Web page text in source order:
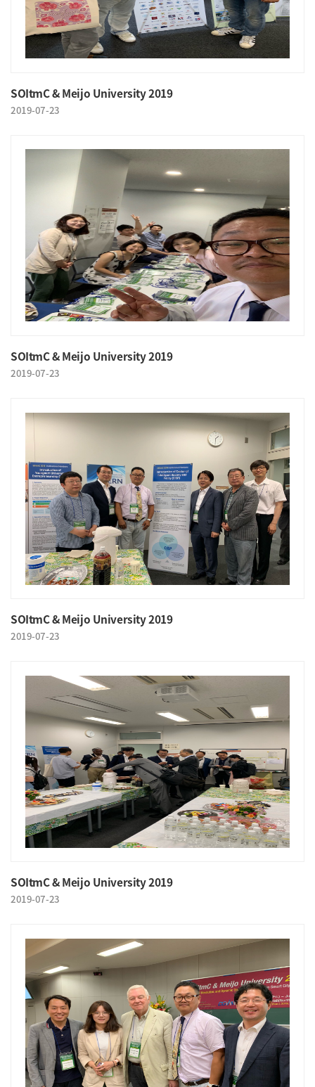
SOItmC & Meijo University 2019
2019-07-23
SOItmC & Meijo University 2019
2019-07-23
SOItmC & Meijo University 2019
2019-07-23
SOItmC & Meijo University 2019
2019-07-23